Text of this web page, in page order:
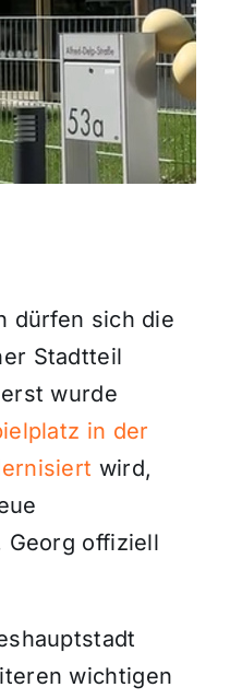
dürfen sich die
Stadtteil
wurde
in der
wird,
Georg offiziell
wichtigen